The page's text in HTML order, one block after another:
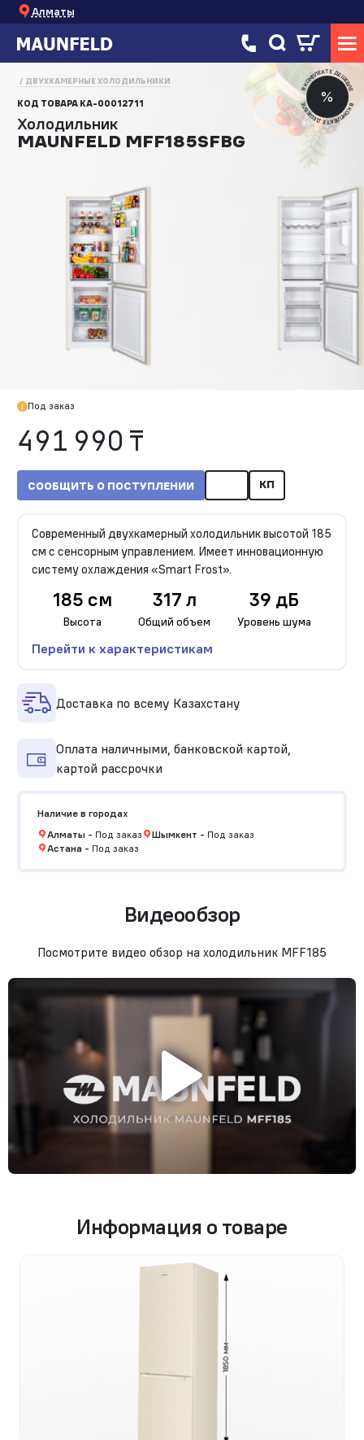
Алматы
%
В КОМПЛЕКТЕ ДЕШЕВЛЕ
В КОМПЛЕКТЕ ДЕШЕВЛЕ
ДВУХКАМЕРНЫЕ ХОЛОДИЛЬНИКИ
КОД ТОВАРА КА-00012711
Холодильник
MAUNFELD MFF185SFBG
Под заказ
491 990 ₸
СООБЩИТЬ О ПОСТУПЛЕНИИ КП
Современный двухкамерный холодильник высотой 185
см с сенсорным управлением. Имеет инновационную
систему охлаждения «Smart Frost».
185 см
Высота
317 л
Общий объем
39 дБ
Уровень шума
Перейти к характеристикам
Доставка по всему Казахстану
Оплата наличными, банковской картой,
картой рассрочки
Наличие в городах
Алматы- Под заказ Шымкент - Под заказ
Астана- Под заказ
Видеообзор
Посмотрите видео обзор на холодильник MFF185
Информация о товаре